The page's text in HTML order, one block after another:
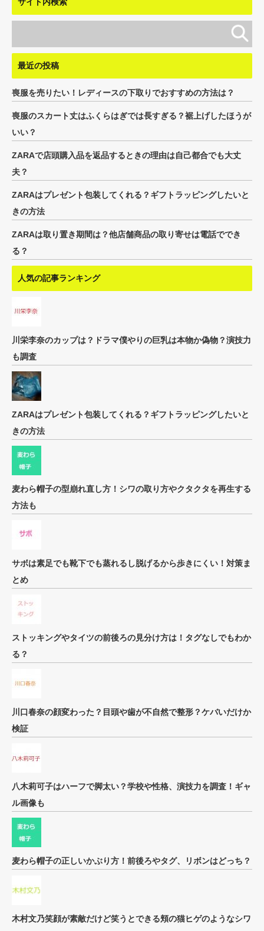
最近の投稿
喪服を売りたい！レディースの下取りでおすすめの方法は？
喪服のスカート丈はふくらはぎでは長すぎる？裾上げしたほうが
いい？
ZARAで店頭購入品を返品するときの理由は自己都合でも大丈
夫？
ZARAはプレゼント包装してくれる？ギフトラッピングしたいと
きの方法
ZARAは取り置き期間は？他店舗商品の取り寄せは電話ででき
る？
人気の記事ランキング
川栄李奈のカップは？ドラマ僕やりの巨乳は本物か偽物？演技力
も調査
ZARAはプレゼント包装してくれる？ギフトラッピングしたいと
きの方法
麦わら帽子の型崩れ直し方！シワの取り方やクタクタを再生する
方法も
サボは素足でも靴下でも蒸れるし脱げるから歩きにくい！対策ま
とめ
ストッキングやタイツの前後ろの見分け方は！タグなしでもわか
る？
川口春奈の顔変わった？目頭や歯が不自然で整形？ケバいだけか
検証
八木莉可子はハーフで脚太い？学校や性格、演技力を調査！ギャ
ル画像も
麦わら帽子の正しいかぶり方！前後ろやタグ、リボンはどっち？
木村文乃笑顔が素敵だけど笑うとできる頬の猫ヒゲのようなシワ